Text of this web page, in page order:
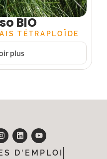
BIO
TÉTRAPLOÏDE
plus
D'EMPLOI